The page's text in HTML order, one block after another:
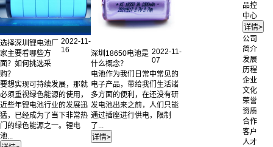
品控
中心
公司
简介
发展
历程
企业
文化
荣誉
资质
合作
客户
人才
选择深圳锂电池厂
家主要看哪些方
面？如何挑选采
购？
2022-11-
16
要想实现可持续发展，那就
必须重视绿色能源的使用，
近些年锂电池行业的发展迅
猛，已经成为了当下非常热
门的绿色能源之一。锂电
池...
深圳18650电池是
什么概念？
2022-11-
07
电池作为我们日常中常见的
电子产品，带给我们生活诸
多方面的便利，在还没有研
发电池出来之前，人们只能
通过插座进行供电，限制
了...